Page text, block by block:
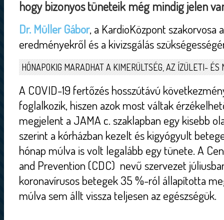
hogy bizonyos tüneteik még mindig jelen
Dr. Müller Gábor, a KardioKözpont szakorvosa
eredményekről és a kivizsgálás
HÓNAPOKIG MARADHAT A KIMERÜLTSÉG, AZ ÍZÜLETI-
A COVID-19 fertőzés hosszútávú
foglalkozik, hiszen azok most váltak
megjelent a JAMA c. szaklapban egy kisebb
szerint a kórházban kezelt és kigyógyult
hónap múlva is volt legalább egy tünete. A
and Prevention (CDC) nevű szervezet
koronavírusos betegek 35 %-ról állapította
múlva sem állt vissza teljesen az egészségük.